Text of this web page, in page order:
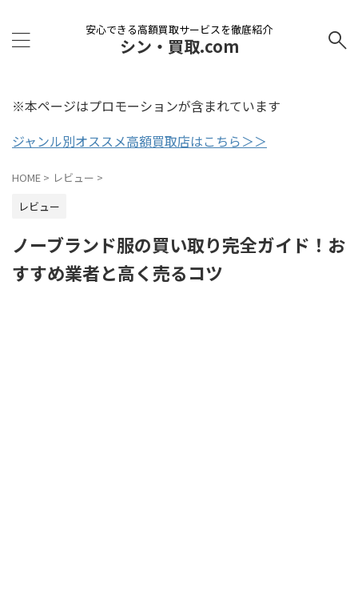
安心できる高額買取サービスを徹底紹介
シン・買取.com
※本ページはプロモーションが含まれています
ジャンル別オススメ高額買取店はこちら＞＞
HOME > レビュー >
レビュー
ノーブランド服の買い取り完全ガイド！お
すすめ業者と高く売るコツ